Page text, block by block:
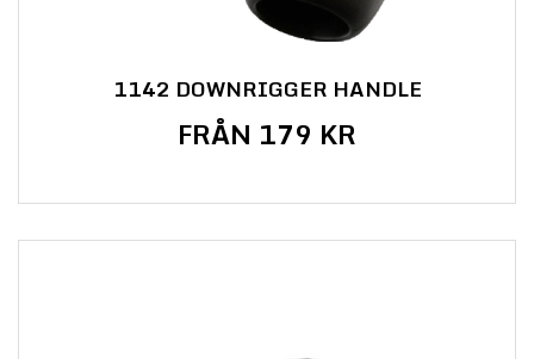
1142 DOWNRIGGER HANDLE
FRÅN 179 KR